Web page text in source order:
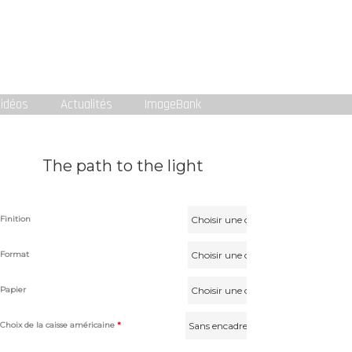
Actualités ImageBank
The path to the light
Finition
Format
Papier
Choix de la caisse américaine *